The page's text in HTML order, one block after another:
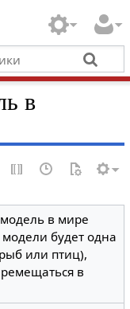
в
в мире
будет одна
или птиц),
в